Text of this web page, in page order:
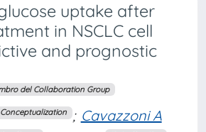
uptake after
in NSCLC cell
and prognostic
del Collaboration Group
Conceptualization ; Cavazzoni A